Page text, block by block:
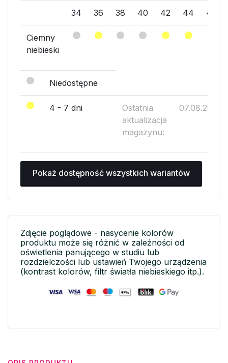
34 36 38 40 42 44 46
Ciemny
niebieski
Niedostępne
4 - 7 dni
Ostatnia
aktualizacja
magazynu:
07.08.2026
Pokaż dostępność wszystkich wariantów
Zdjęcie poglądowe - nasycenie kolorów
produktu może się różnić w zależności od
oświetlenia panującego w studiu lub
rozdzielczości lub ustawień Twojego urządzenia
(kontrast kolorów, filtr światła niebieskiego itp.).